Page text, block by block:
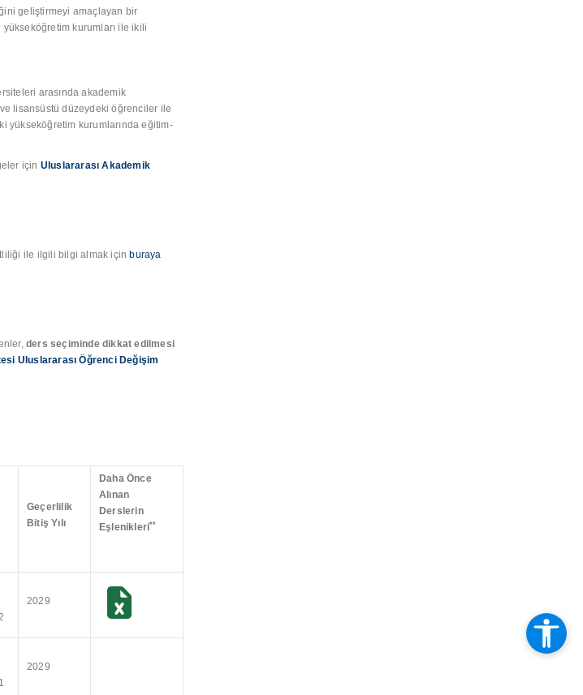
geliştirmeyi amaçlayan bir
kurumları ile ikili
arasında akademik
lisansüstü düzeydeki öğrenciler ile
yükseköğretim kurumlarında eğitim-
için Uluslararası Akademik
ile ilgili bilgi almak için buraya
ders seçiminde dikkat edilmesi
Uluslararası Öğrenci Değişim
Geçerlilik
Bitiş Yılı
Daha Önce
Alınan
Derslerin
Eşlenikleri**
2029
2029